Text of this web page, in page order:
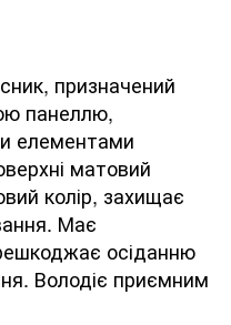
призначений
панеллю,
елементами
матовий
колір, захищає
Має
осіданню
Володіє приємним